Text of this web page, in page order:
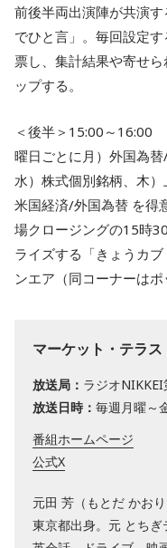
前後半両出演陣が共演
でひと言」。毎回設定
票し、集計結果や寄せ
ップする。
＜後半＞15:00～16:00
曜日ごとに月）外国為替
水）株式個別銘柄、木）
米国経済/外国為替 を得
場クロージングの15時
ライズする「きょうカ
ンエア（同コーナーはポ
マーケット・テラス
放送局： ラジオNIKKEI
放送日時： 毎週月曜～
番組ホームページ
公式X
元田 芳（もとだ かおり
東京都出身。元 とち